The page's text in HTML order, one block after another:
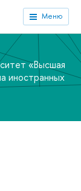
Меню
«Высшая
иностранных